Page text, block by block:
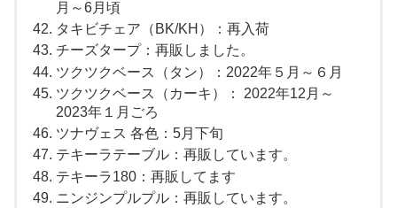
月～6月頃
タキビチェア（BK/KH）：再入荷
チーズタープ：再販しました。
ツクツクベース（タン）：2022年５月～６月
ツクツクベース（カーキ）： 2022年12月～
2023年１月ごろ
ツナヴェス 各色：5月下旬
テキーラテーブル：再販しています。
テキーラ180：再販してます
ニンジンプルプル：再販しています。